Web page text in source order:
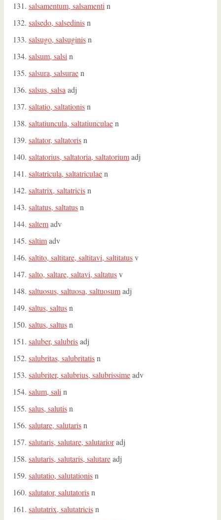
salsamentum, salsamenti n
salsedo, salsedinisn
salsugo, salsuginisn
salsum, salsi n
salsura, salsuraen
salsus, salsa adj
saltatio, saltationisn
saltatiuncula, saltatiunculaen
saltator, saltatorisn
saltatorius, saltatoria, saltatoriumadj
saltatricula, saltatriculaen
saltatrix, saltatricisn
saltatus, saltatusn
saltemadv
saltimadv
saltito, saltitare, saltitavi, saltitatusv
salto, saltare, saltavi, saltatusv
saltuosus, saltuosa, saltuosumadj
saltus, saltusn
saltus, saltusn
saluber, salubrisadj
salubritas, salubritatisn
salubriter, salubrius, salubrissimeadv
salum, sali n
salus, salutisn
salutare, salutarisn
salutaris, salutare, salutarioradj
salutaris, salutaris, salutareadj
salutatio, salutationisn
salutator, salutatorisn
salutatrix, salutatricisn